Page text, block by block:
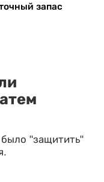
запас
"защитить"